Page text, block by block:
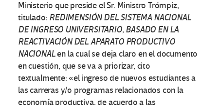
Ministerio que preside el Sr. Ministro Trómpiz,
titulado: REDIMENSIÓN DEL SISTEMA NACIONAL
DE INGRESO UNIVERSITARIO, BASADO EN LA
REACTIVACIÓN DEL APARATO PRODUCTIVO
NACIONALen la cual se deja claro en el documento
en cuestión, que se va a priorizar, cito
textualmente: «el ingreso de nuevos estudiantes a
las carreras y/o programas relacionados con la
economía productiva, de acuerdo a las